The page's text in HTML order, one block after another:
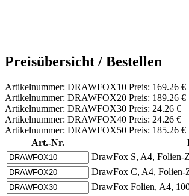
Preisübersicht / Bestellen
Artikelnummer: DRAWFOX10 Preis: 169.26 €
Artikelnummer: DRAWFOX20 Preis: 189.26 €
Artikelnummer: DRAWFOX30 Preis: 24.26 €
Artikelnummer: DRAWFOX40 Preis: 24.26 €
Artikelnummer: DRAWFOX50 Preis: 185.26 €
Art.-Nr.
DrawFox S, A4, Folien-
DrawFox C, A4, Folien-
DrawFox Folien, A4,